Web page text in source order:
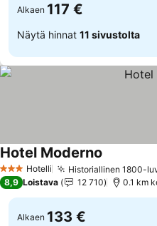
Alkaen 117 €
Näytä hinnat 11 sivustolta
3 Tähtiluokitus
Hotelli Historiallinen 1800-
Hotel Moderno
8,9 Loistava 12 710 0.1 km
Alkaen 133 €